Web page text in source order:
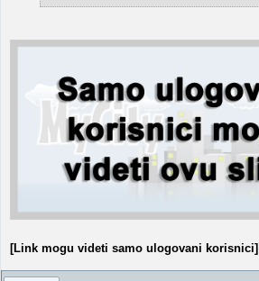
[Link mogu videti samo ulogovani korisnici]